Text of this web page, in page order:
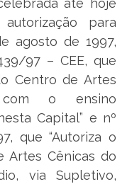
até hoje
para
agosto de 1997,
97 – CEE, que
Centro de Artes
com o ensino
Capital” e nº
que “Autoriza o
Artes Cênicas do
via Supletivo,